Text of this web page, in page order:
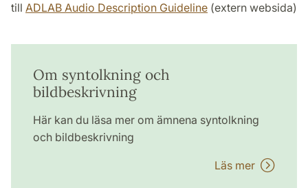
till ADLAB Audio Description Guideline (extern websida)
Om syntolkning och
bildbeskrivning
Här kan du läsa mer om ämnena syntolkning
och bildbeskrivning
Läs mer